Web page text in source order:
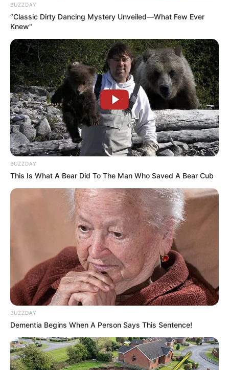
BUZZDAY
“Classic Dirty Dancing Mystery Unveiled—What Few Ever
Knew"
BUZZDAY
This Is What A Bear Did To The Man Who Saved A Bear Cub
BUZZDAY
Dementia Begins When A Person Says This Sentence!